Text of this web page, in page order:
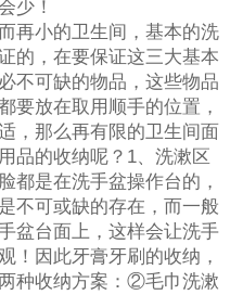
少！
再小的卫生间，基本的洗
的，在要保证这三大基本
不可缺的物品，这些物品
要放在取用顺手的位置，
，那么再有限的卫生间面
品的收纳呢？1、洗漱区
都是在洗手盆操作台的，
不可或缺的存在，而一般
盆台面上，这样会让洗手
！因此牙膏牙刷的收纳，
种收纳方案：②毛巾洗漱